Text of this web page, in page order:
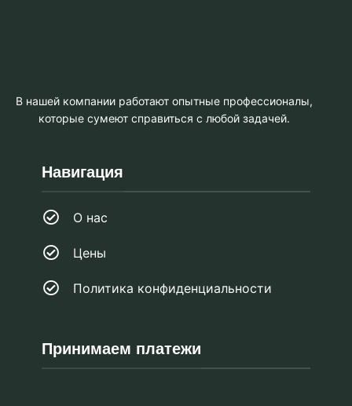
В нашей компании работают опытные профессионалы,
которые сумеют справиться с любой задачей.
Навигация
О нас
Цены
Политика конфиденциальности
Принимаем платежи